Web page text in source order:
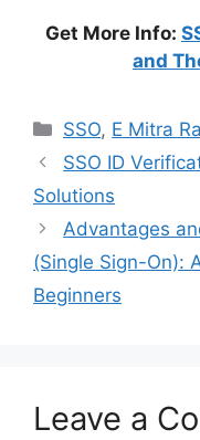
Get More Info:
and
Categories
SSO, E Mitra
SSO ID
Solutions
Advantages
(Single Sign-On):
Beginners
Leave a